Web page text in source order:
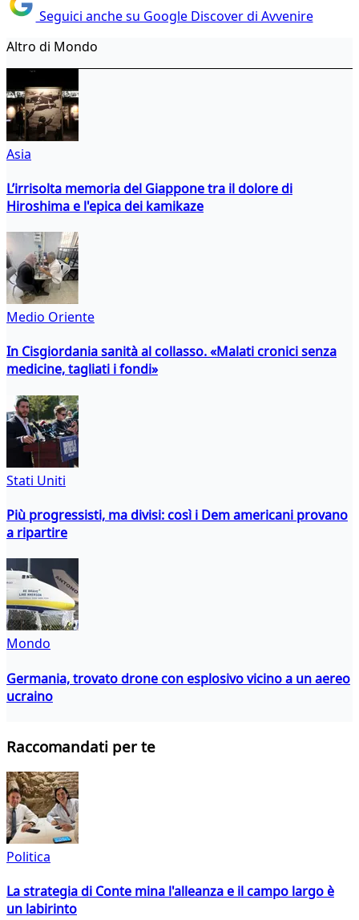
Seguici anche su Google Discover di Avvenire
Altro di Mondo
Asia
L’irrisolta memoria del Giappone tra il dolore di
Hiroshima e l'epica dei kamikaze
Medio Oriente
In Cisgiordania sanità al collasso. «Malati cronici senza
medicine, tagliati i fondi»
Stati Uniti
Più progressisti, ma divisi: così i Dem americani provano
a ripartire
Mondo
Germania, trovato drone con esplosivo vicino a un aereo
ucraino
Raccomandati per te
Politica
La strategia di Conte mina l'alleanza e il campo largo è
un labirinto